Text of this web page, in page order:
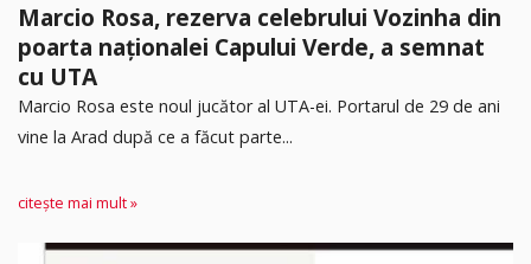
Marcio Rosa, rezerva celebrului Vozinha din
poarta naționalei Capului Verde, a semnat
cu UTA
Marcio Rosa este noul jucător al UTA-ei. Portarul de 29 de ani
vine la Arad după ce a făcut parte...
citește mai mult »